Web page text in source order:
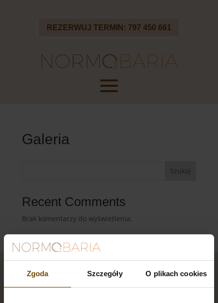
Zgoda Szczegóły O plikach cookies
REZERWUJ TERMIN: 797 450 661
Galeria
Szukaj
Recent Comments
Brak komentarzy do wyświetlenia.